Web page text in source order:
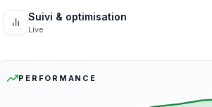
Suivi & optimisation
Live
PERFORMANCE